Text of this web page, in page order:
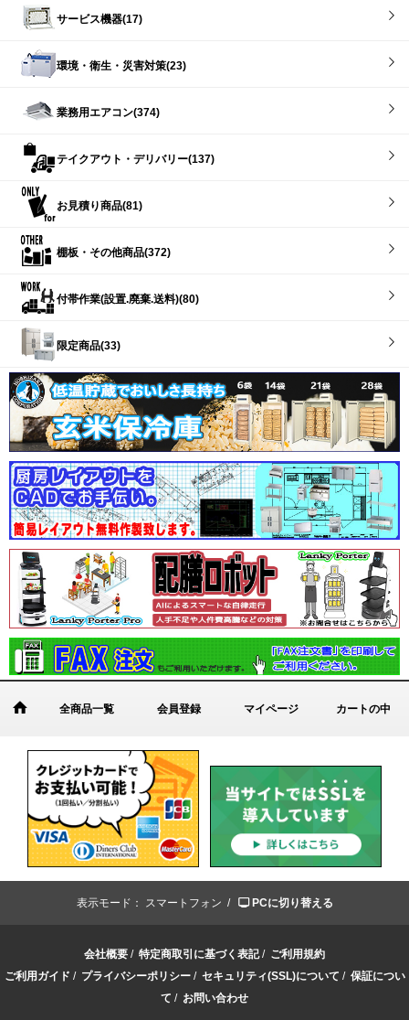
サービス機器(17)
環境・衛生・災害対策(23)
業務用エアコン(374)
テイクアウト・デリバリー(137)
お見積り商品(81)
棚板・その他商品(372)
付帯作業(設置.廃棄.送料)(80)
限定商品(33)
全商品一覧 会員登録 マイページ カートの中
表示モード： スマートフォン / PCに切り替える
会社概要 / 特定商取引に基づく表記/ ご利用規約
ご利用ガイド / プライバシーポリシー/ セキュリティ(SSL)について / 保証につい
て / お問い合わせ